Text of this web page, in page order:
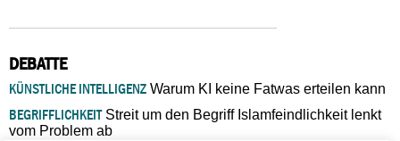
DEBATTE
KÜNSTLICHE INTELLIGENZ Warum KI keine Fatwas erteilen kann
BEGRIFFLICHKEITStreit um den Begriff Islamfeindlichkeit lenkt
vom Problem ab